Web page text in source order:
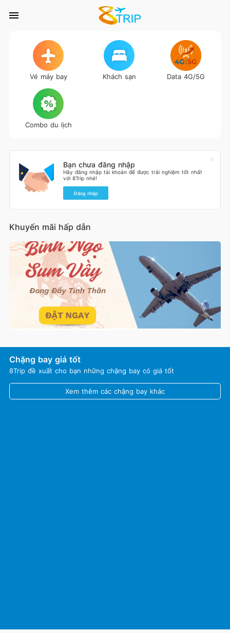
Vé máy bay Khách sạn Data 4G/5G
Combo du lịch
Bạn chưa đăng nhập
Hãy đăng nhập tài khoản để được trải nghiệm tốt nhất
với 8Trip nhé!
Đăng nhập
Khuyến mãi hấp dẫn
Chặng bay giá tốt
8Trip đề xuất cho bạn những chặng bay có giá tốt
Xem thêm các chặng bay khác